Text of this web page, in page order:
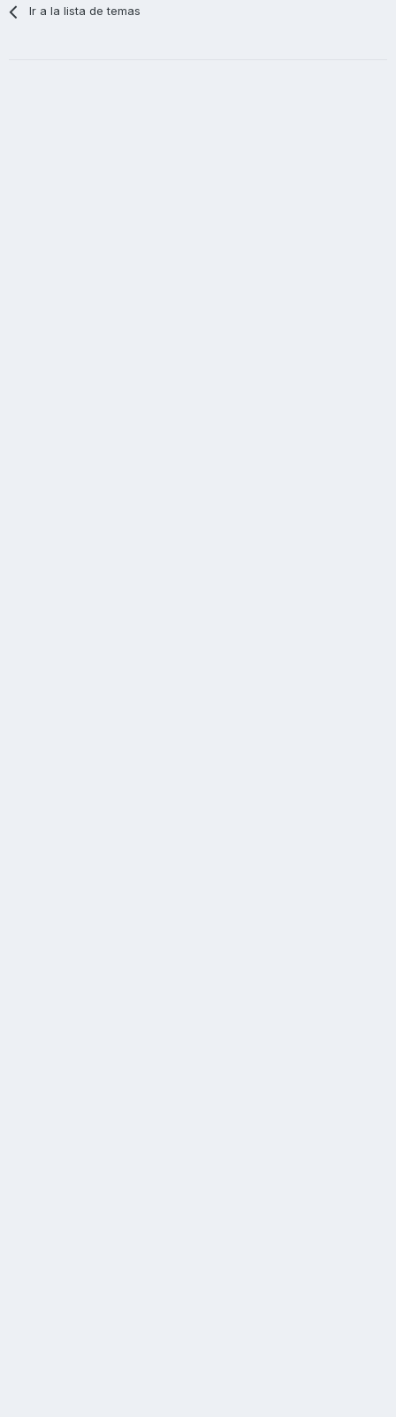
Ir a la lista de temas